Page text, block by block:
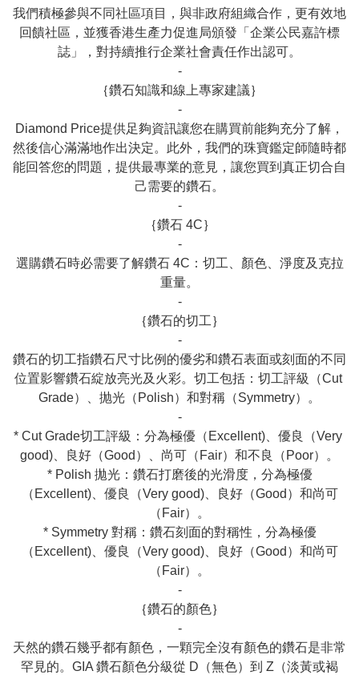
我們積極參與不同社區項目，與非政府組織合作，更有效地
回饋社區，並獲香港生產力促進局頒發「企業公民嘉許標
誌」，對持續推行企業社會責任作出認可。
-
｛鑽石知識和線上專家建議｝
-
Diamond Price提供足夠資訊讓您在購買前能夠充分了解，
然後信心滿滿地作出決定。此外，我們的珠寶鑑定師隨時都
能回答您的問題，提供最專業的意見，讓您買到真正切合自
己需要的鑽石。
-
｛鑽石 4C｝
-
選購鑽石時必需要了解鑽石 4C：切工、顏色、淨度及克拉
重量。
-
｛鑽石的切工｝
-
鑽石的切工指鑽石尺寸比例的優劣和鑽石表面或刻面的不同
位置影響鑽石綻放亮光及火彩。切工包括：切工評級（Cut
Grade）、抛光（Polish）和對稱（Symmetry）。
-
* Cut Grade切工評級：分為極優（Excellent)、優良（Very
good)、良好（Good）、尚可（Fair）和不良（Poor）。
* Polish 拋光：鑽石打磨後的光滑度，分為極優
（Excellent)、優良（Very good)、良好（Good）和尚可
（Fair）。
* Symmetry 對稱：鑽石刻面的對稱性，分為極優
（Excellent)、優良（Very good)、良好（Good）和尚可
（Fair）。
-
｛鑽石的顏色｝
-
天然的鑽石幾乎都有顏色，一顆完全沒有顏色的鑽石是非常
罕見的。GIA 鑽石顏色分級從 D（無色）到 Z（淡黃或褐